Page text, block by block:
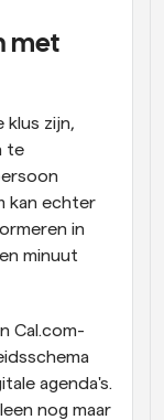
en updates
gebeurt
met
klus zijn,
te
kan echter
in
minuut
Cal.com-
agenda's.
nog maar